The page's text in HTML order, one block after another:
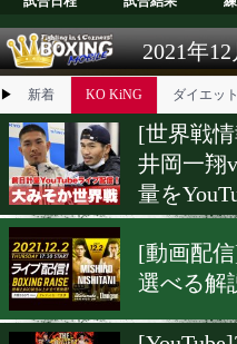
試合日程 試合結果
2021
▶ 新着 KO KiNG ダ
[世界
井岡